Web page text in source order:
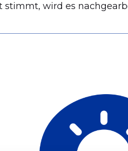
stimmt, wird es